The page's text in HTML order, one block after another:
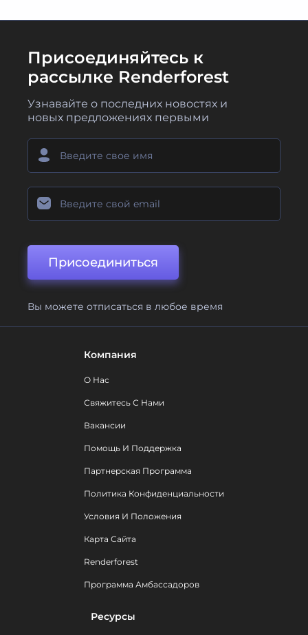
Присоединяйтесь к
рассылке Renderforest
Узнавайте о последних новостях и
новых предложениях первыми
Присоединиться
Вы можете отписаться в любое время
Компания
О Нас
Свяжитесь С Нами
Вакансии
Помощь И Поддержка
Партнерская Программа
Политика Конфиденциальности
Условия И Положения
Карта Сайта
Renderforest
Программа Амбассадоров
Ресурсы